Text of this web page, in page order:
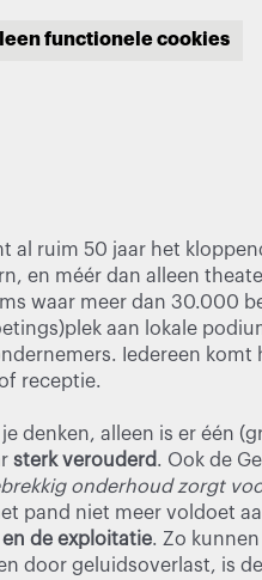
functionele cookies
al ruim 50 jaar het
en méér dan alleen
waar meer dan 30.000
aan lokale
Iedereen komt
receptie.
denken, alleen is er één
sterk verouderd. Ook de
onderhoud zorgt
pand niet meer voldoet
de exploitatie. Zo
door geluidsoverlast, is